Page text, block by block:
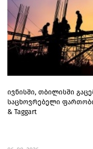
ივნისში, თბილისში
საცხოვრებელი
& Taggart